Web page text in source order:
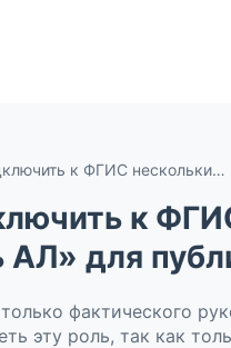
Можно ли подключить к ФГИС нескольких человек с ролью «Руководитель АЛ» для публикации протоколов?
к
АЛ» для
фактического
эту роль, так как